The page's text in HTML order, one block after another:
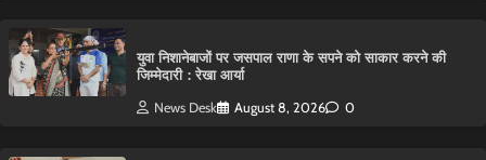
युवा निशानेबाजों पर जसपाल राणा के सपने को साकार करने की
जिम्मेदारी : रेखा आर्या
News Desk August 8, 2026 0